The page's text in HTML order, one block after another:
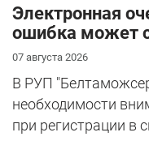
Электронная
ошибка может
07 августа 2026
В РУП
необходимости
при регистрации в